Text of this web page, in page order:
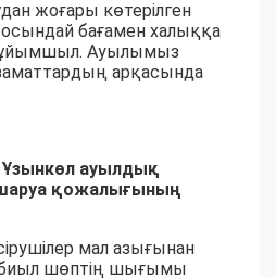
жоғары көтерілген
бағамен халыққа
Ауылымыз
арқасында
ауылдық
шаруа қожалығының
мал азығынан
биыл шөптің шығымы